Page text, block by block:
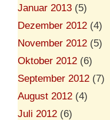
Januar 2013 (5)
Dezember 2012 (4)
November 2012 (5)
Oktober 2012 (6)
September 2012 (7)
August 2012 (4)
Juli 2012 (6)